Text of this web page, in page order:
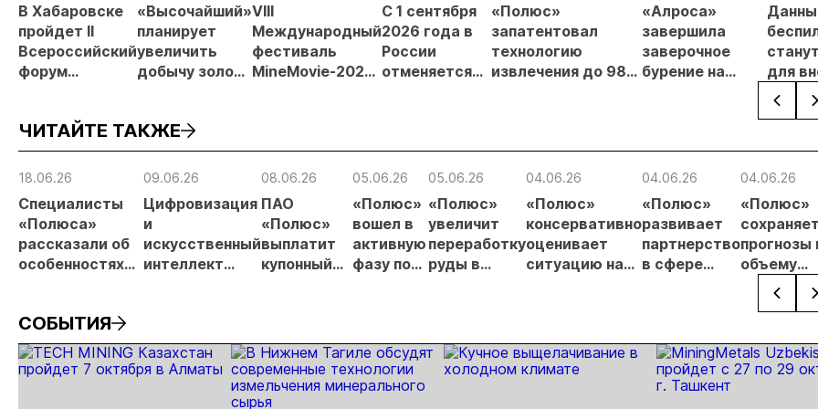
В Хабаровске
пройдет II
Всероссийский
форум
России»
«Высочайший»
планирует
увеличить
добычу золота
VIII
Международный
фестиваль
MineMovie-2026
С 1 сентября
2026 года в
России
отменяется
отраслевые
риски и
МСБ
«Полюс»
запатентовал
технологию
извлечения до 98%
«Алроса»
завершила
заверочное
бурение на
для
ЧИТАЙТЕ ТАКЖЕ
18.06.26
Специалисты
«Полюса»
рассказали об
особенностях
месторождении
Сухой лог
09.06.26
Цифровизация
и
искусственный
интеллект
конференции в
Красноярске
08.06.26
ПАО
«Полюс»
выплатит
купонный
05.06.26
«Полюс»
вошел в
активную
фазу по
05.06.26
«Полюс»
увеличит
переработку
руды в
04.06.26
«Полюс»
консервативно
оценивает
ситуацию на
04.06.26
«Полюс»
развивает
партнерство
в сфере
04.06.26
«Полюс»
сохраняет
прогнозы
объему
затратам
СОБЫТИЯ